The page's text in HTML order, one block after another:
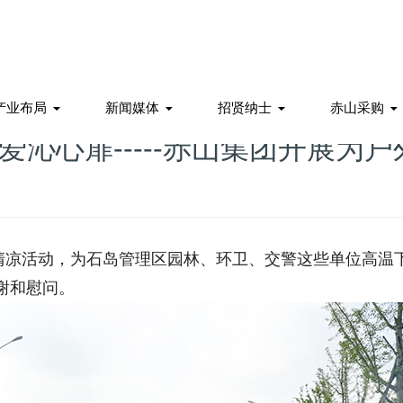
业布局 新闻媒体 招贤纳士 赤山采购
沁心扉-----赤山集团开展为
动，为石岛管理区园林、环卫、交警这些单位高温
慰问。